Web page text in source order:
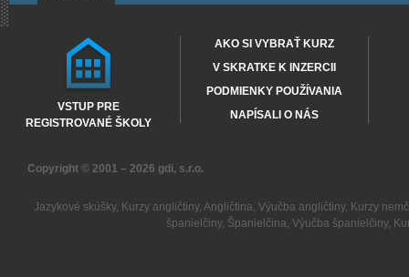
VSTUP PRE
REGISTROVANÉ ŠKOLY
AKO SI VYBRAŤ KURZ
V SKRATKE K INZERCII
PODMIENKY POUŽÍVANIA
NAPÍSALI O NÁS
Copyright © 2001 – 2026 gdi, s.r.o.
Jazykové skúšky, Kurzy angličtiny, Angličtina, Výučba angličtiny, Kurzy
španielčiny, Španielčina, Výučba španielčiny,